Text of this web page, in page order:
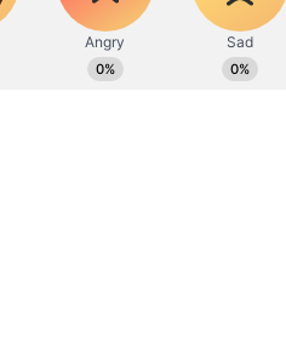
ஸ்பெஷல்! தனிமைதான்
இவங்களுக்கு பெஸ்ட்
ஃப்ரெண்ட்! உங்க ராசி